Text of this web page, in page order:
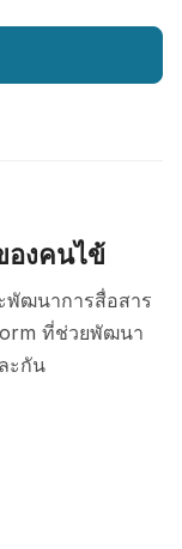
องคนไข้
พัฒนาการสื่อสาร
ที่ช่วยพัฒนา
ะกัน